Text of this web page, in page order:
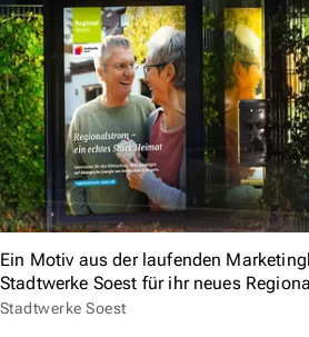
Ein Motiv aus der laufenden
Stadtwerke Soest für ihr neues
Stadtwerke Soest